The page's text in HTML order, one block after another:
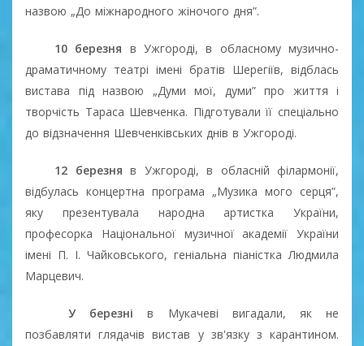
назвою „До міжнародного жіночого дня”.
10 березня в Ужгороді, в обласному музично-
драматичному театрі імені братів Шерегіїв, відблась
вистава під назвою „Думи мої, думи” про життя і
творчість Тараса Шевченка. Підготували її спеціально
до відзначення Шевченківських днів в Ужгороді.
12 березня в Ужгороді, в обласній філармонії,
відбулась концертна програма „Музика мого серця”,
яку презентувала народна артистка України,
професорка Національної музичної академії України
імені П. І. Чайковського, геніальна піаністка Людмила
Марцевич.
У березні в Мукачеві вигадали, як не
позбавляти глядачів вистав у зв'язку з карантином.